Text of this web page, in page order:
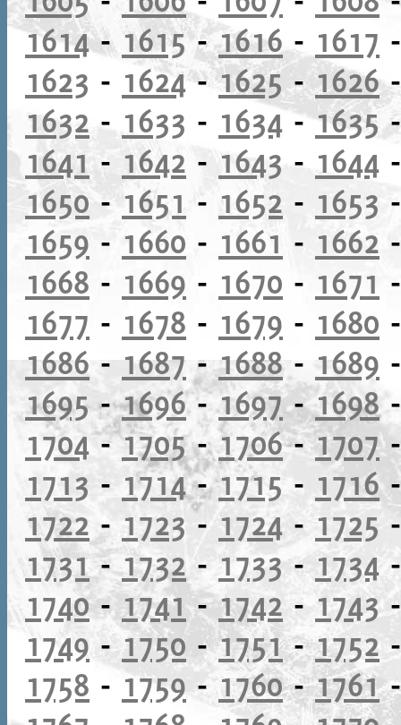
1614- 1615-1616- 1617
1623 - 1624-1625-1626
1632 - 1633 - 1634-1635
1641 - 1642 - 1643 - 1644
1650-1651 - 1652 - 1653
1659 - 1660 - 1661 - 1662
1668 - 1669 - 1670 - 1671
1677 - 1678 - 1679 - 1680
1686 - 1687 -1688- 1689
1695-1696-1697-1698
1704-1705-1706-1707
1713 - 1714-1715 - 1716
1722 -1723 - 1724-1725
1731-1732 - 1733- 1734
1740-1741-1742-1743
1749 -1750 -1751-1752
1758 - 1759 -1760-1761